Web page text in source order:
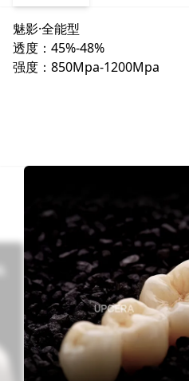
魅影·全能型
透度：45%-48%
强度：850Mpa-1200Mpa